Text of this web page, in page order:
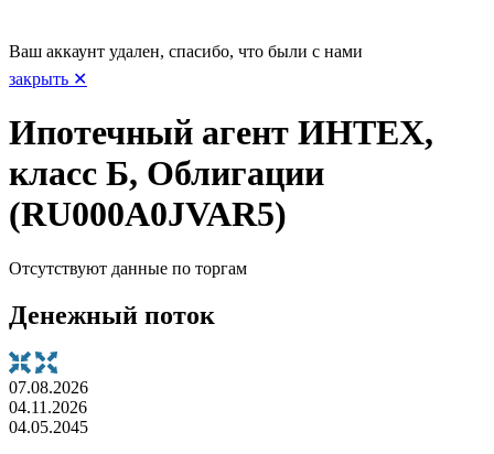
Ваш аккаунт удален, спасибо, что были с нами
закрыть ✕
Ипотечный агент ИНТЕХ,
класс Б, Облигации
(RU000A0JVAR5)
Отсутствуют данные по торгам
Денежный поток
07.08.2026
04.11.2026
04.05.2045